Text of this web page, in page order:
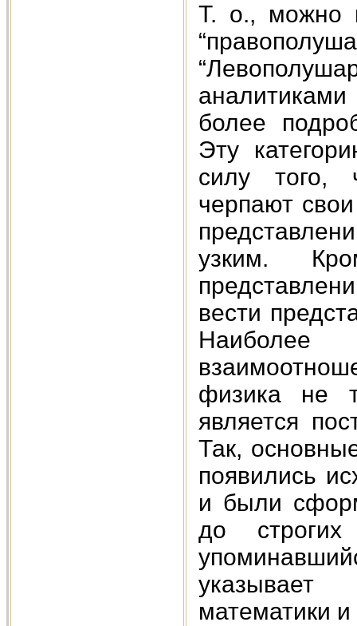
Т. о., можно
более
Эту
силу того,
черпают
узким.
вести
физика не
является
Так,
появились
и были
до строгих
указывает
математики